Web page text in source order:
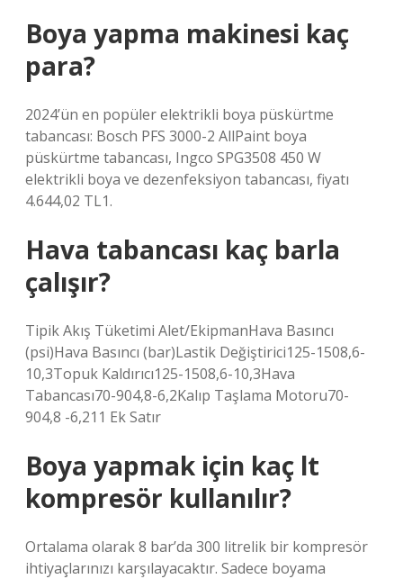
Boya yapma makinesi kaç
para?
2024’ün en popüler elektrikli boya püskürtme
tabancası: Bosch PFS 3000-2 AllPaint boya
püskürtme tabancası, Ingco SPG3508 450 W
elektrikli boya ve dezenfeksiyon tabancası, fiyatı
4.644,02 TL1.
Hava tabancası kaç barla
çalışır?
Tipik Akış Tüketimi Alet/EkipmanHava Basıncı
(psi)Hava Basıncı (bar)Lastik Değiştirici125-1508,6-
10,3Topuk Kaldırıcı125-1508,6-10,3Hava
Tabancası70-904,8-6,2Kalıp Taşlama Motoru70-
904,8 -6,211 Ek Satır
Boya yapmak için kaç lt
kompresör kullanılır?
Ortalama olarak 8 bar’da 300 litrelik bir kompresör
ihtiyaçlarınızı karşılayacaktır. Sadece boyama